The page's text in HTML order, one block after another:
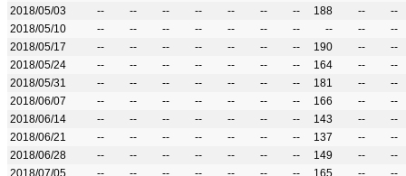
2018/05/03
-- -- -- -- -- -- -- 188 --
--
2018/05/10
-- -- -- -- -- -- -- -- --
--
2018/05/17
-- -- -- -- -- -- -- 190 --
--
2018/05/24
-- -- -- -- -- -- -- 164 --
--
2018/05/31
-- -- -- -- -- -- -- 181 --
--
2018/06/07
-- -- -- -- -- -- -- 166 --
--
2018/06/14
-- -- -- -- -- -- -- 143 --
--
2018/06/21
-- -- -- -- -- -- -- 137 --
--
2018/06/28
-- -- -- -- -- -- -- 149 --
--
2018/07/05
-- -- -- -- -- -- -- 165 --
--